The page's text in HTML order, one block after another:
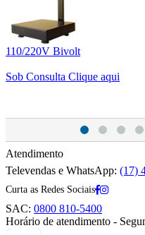
110/220V Bivolt
Sob Consulta Clique aqui
Atendimento
Televendas e WhatsApp: (17)
Curta as Redes Sociais
SAC: 0800 810-5400
Horário de atendimento -